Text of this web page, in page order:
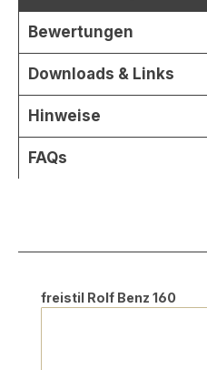
Bewertungen
Downloads & Links
Hinweise
FAQs
Produktgalerie überspringen
freistil Rolf Benz 160